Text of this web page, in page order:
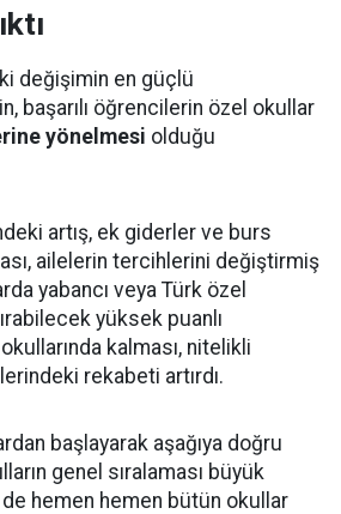
değişimin en güçlü
başarılı öğrencilerin özel okullar
yönelmesi olduğu
artış, ek giderler ve burs
ailelerin tercihlerini değiştirmiş
yabancı veya Türk özel
yüksek puanlı
kalması, nitelikli
rekabeti artırdı.
başlayarak aşağıya doğru
genel sıralaması büyük
hemen hemen bütün okullar